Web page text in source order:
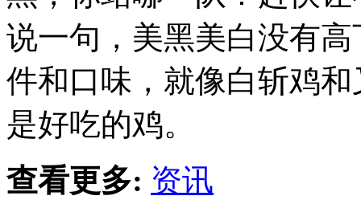
说一句，美黑美白没有
件和口味，就像白斩鸡
是好吃的鸡。
查看更多: 资讯